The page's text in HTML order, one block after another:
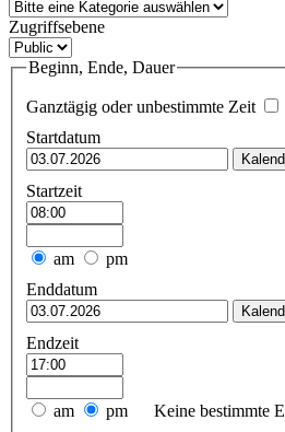
Zugriffsebene
Beginn, Ende, Dauer
Ganztägig oder unbestimmte Zeit
Startdatum
Startzeit
am
pm
Enddatum
Endzeit
am pm
Keine bestimmte